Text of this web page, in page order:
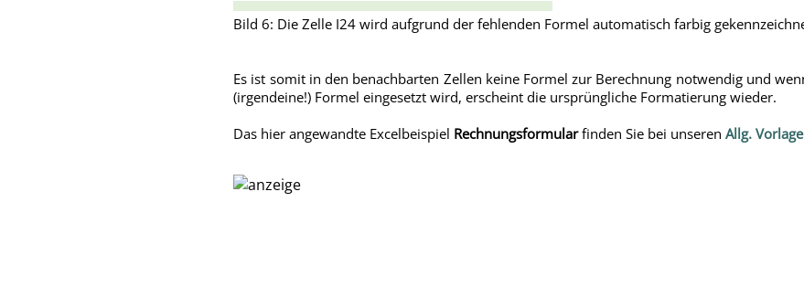
Bild 6: Die Zelle I24 wird aufgrund der fehlenden Formel automatisch farbig
Es ist somit in den benachbarten Zellen keine Formel zur Berechnung notwendig und
(irgendeine!) Formel eingesetzt wird, erscheint die ursprüngliche Formatierung wieder.
Das hier angewandte Excelbeispiel Rechnungsformularfinden Sie bei unserenAllg.